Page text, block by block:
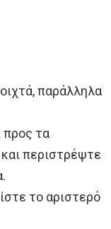
παράλληλα
προς τα
περιστρέψτε
το αριστερό